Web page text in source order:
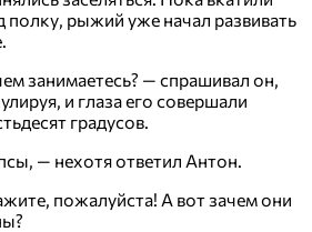
полку, рыжий уже начал развивать
занимаетесь? — спрашивал он,
и глаза его совершали
градусов.
— нехотя ответил Антон.
пожалуйста! А вот зачем они